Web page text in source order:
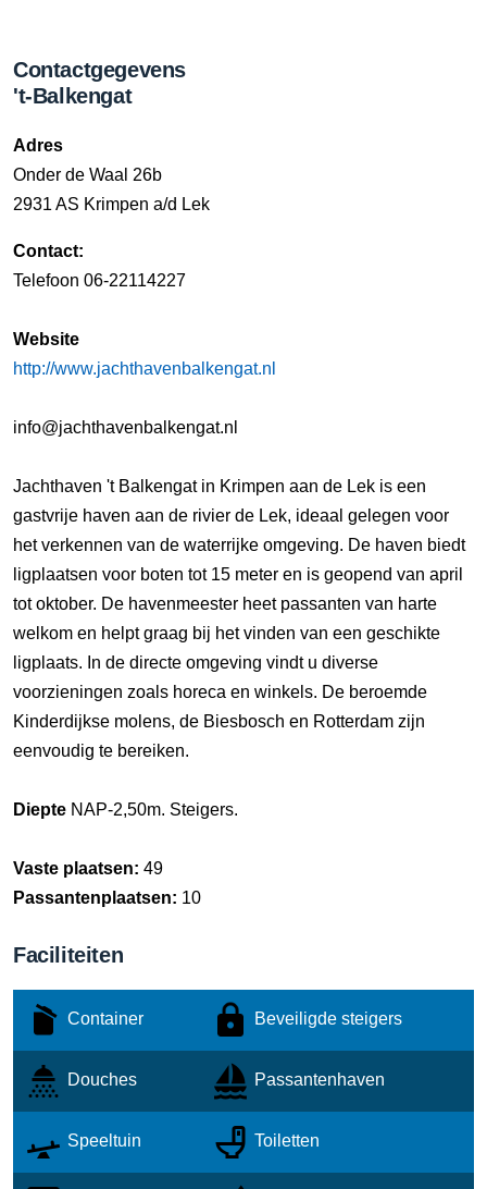
Contactgegevens
't-Balkengat
Adres
Onder de Waal 26b
2931 AS Krimpen a/d Lek
Contact:
Telefoon 06-22114227
Website
http://www.jachthavenbalkengat.nl
info@jachthavenbalkengat.nl
Jachthaven 't Balkengat in Krimpen aan de Lek is een
gastvrije haven aan de rivier de Lek, ideaal gelegen voor
het verkennen van de waterrijke omgeving. De haven biedt
ligplaatsen voor boten tot 15 meter en is geopend van april
tot oktober. De havenmeester heet passanten van harte
welkom en helpt graag bij het vinden van een geschikte
ligplaats. In de directe omgeving vindt u diverse
voorzieningen zoals horeca en winkels. De beroemde
Kinderdijkse molens, de Biesbosch en Rotterdam zijn
eenvoudig te bereiken.
Diepte NAP-2,50m. Steigers.
Vaste plaatsen: 49
Passantenplaatsen: 10
Faciliteiten
Container Beveiligde steigers
Douches Passantenhaven
Speeltuin Toiletten